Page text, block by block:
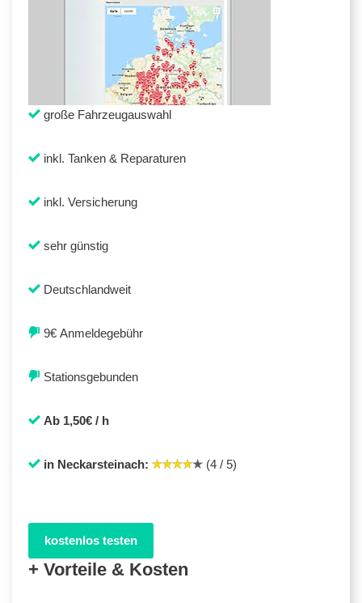
große Fahrzeugauswahl
inkl. Tanken & Reparaturen
inkl. Versicherung
sehr günstig
Deutschlandweit
9€ Anmeldegebühr
Stationsgebunden
Ab 1,50€ / h
in Neckarsteinach: (4 / 5)
kostenlos testen
+ Vorteile & Kosten